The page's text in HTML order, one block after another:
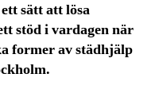
sätt att lösa
stöd i vardagen när
former av städhjälp